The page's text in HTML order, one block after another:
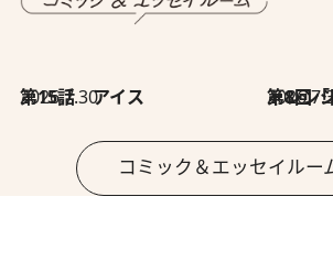
2026.7.30
第15話 アイス 第8回「同人誌即
コミック＆エッセイルー